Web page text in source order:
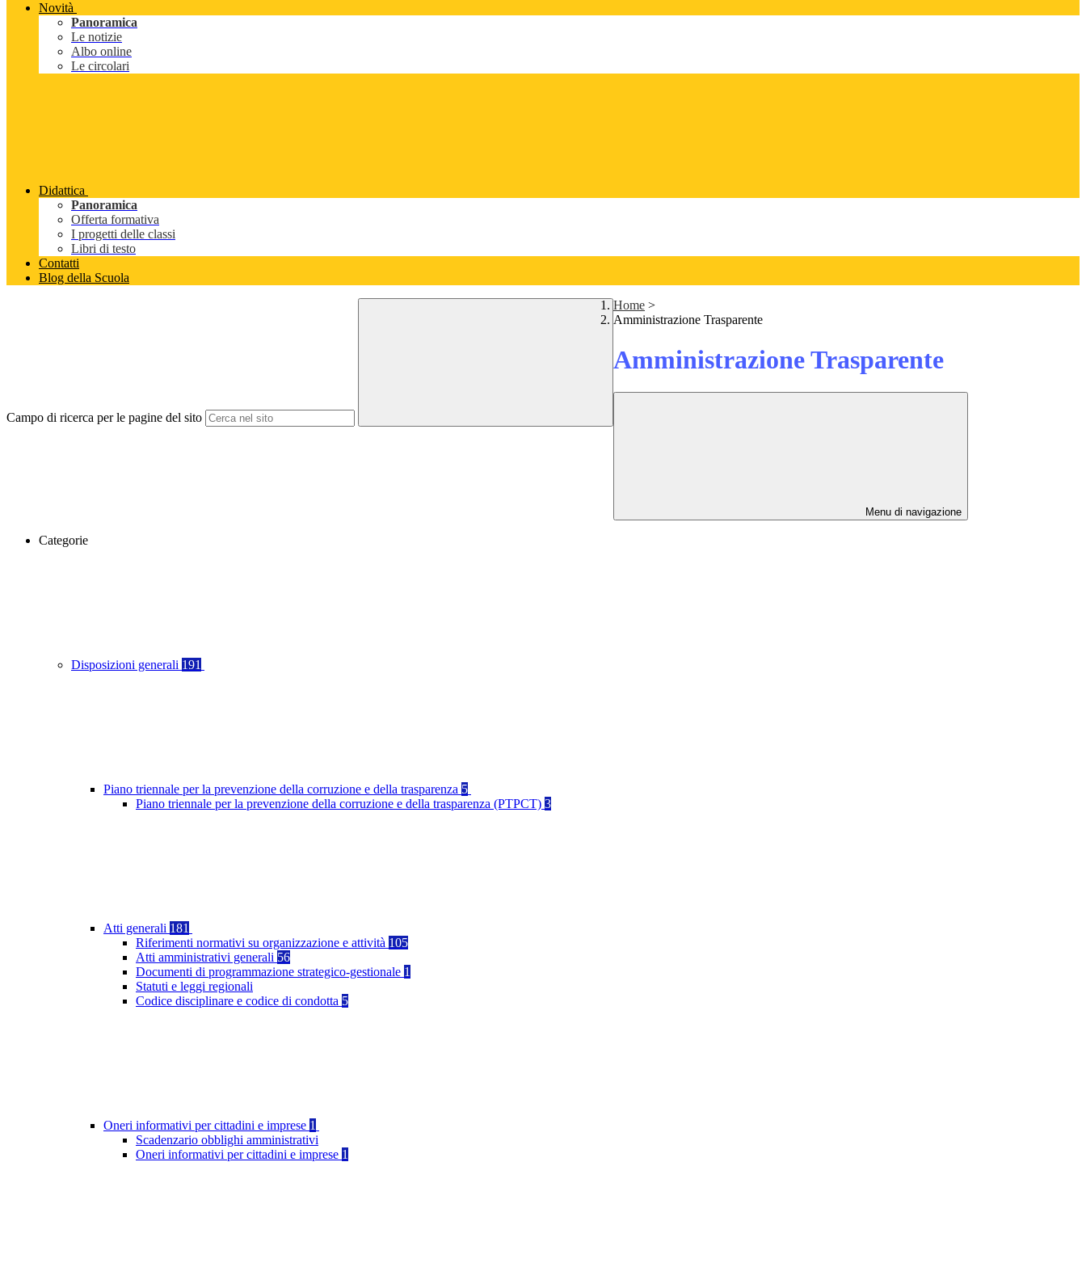
Novità
Panoramica
Le notizie
Albo online
Le circolari
Didattica
Panoramica
Offerta formativa
I progetti delle classi
Libri di testo
Contatti
Blog della Scuola
Campo di ricerca per le pagine del sito
Home >
Amministrazione Trasparente
Amministrazione Trasparente
Menu di navigazione
Categorie
Disposizioni generali 191
Piano triennale per la prevenzione della corruzione e della trasparenza 5
Piano triennale per la prevenzione della corruzione e della trasparenza (PTPCT) 3
Atti generali 181
Riferimenti normativi su organizzazione e attività 105
Atti amministrativi generali 56
Documenti di programmazione strategico-gestionale 1
Statuti e leggi regionali
Codice disciplinare e codice di condotta 5
Oneri informativi per cittadini e imprese 1
Scadenzario obblighi amministrativi
Oneri informativi per cittadini e imprese 1